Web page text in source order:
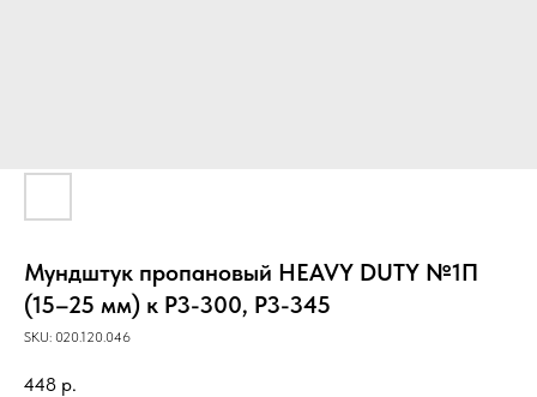
Мундштук пропановый HEAVY DUTY №1П
(15–25 мм) к Р3-300, Р3-345
SKU: 020.120.046
448 р.